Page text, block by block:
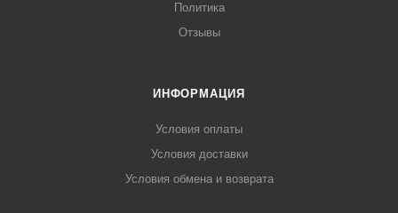
Политика
Отзывы
ИНФОРМАЦИЯ
Условия оплаты
Условия доставки
Условия обмена и возврата